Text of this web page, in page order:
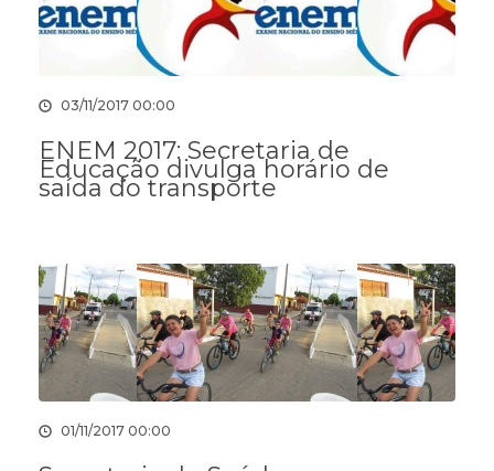
03/11/2017 00:00
ENEM 2017: Secretaria de
Educação divulga horário de
saída do transporte
01/11/2017 00:00